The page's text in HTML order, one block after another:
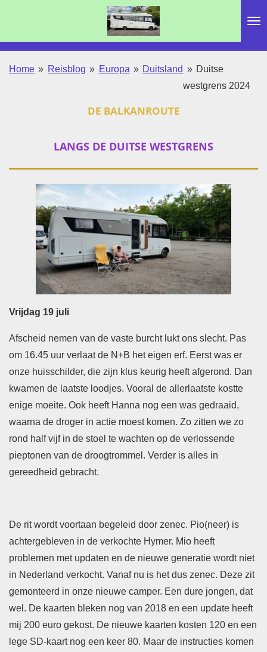
de
Home » Reisblog » Europa » Duitsland » Duitse
westgrens 2024
DE BALKANROUTE
LANGS DE DUITSE WESTGRENS
Vrijdag 19 juli
Afscheid nemen van de vaste burcht lukt ons slecht. Pas
om 16.45 uur verlaat de N+B het eigen erf. Eerst was er
onze huisschilder, die zijn klus keurig heeft afgerond. Dan
kwamen de laatste loodjes. Vooral de allerlaatste kostte
enige moeite. Ook heeft Hanna nog een was gedraaid,
waarna de droger in actie moest komen. Zo zitten we zo
rond half vijf in de stoel te wachten op de verlossende
pieptonen van de droogtrommel. Verder is alles in
gereedheid gebracht.
De rit wordt voortaan begeleid door zenec. Pio(neer) is
achtergebleven in de verkochte Hymer. Mio heeft
problemen met updaten en de nieuwe generatie wordt niet
in Nederland verkocht. Vanaf nu is het dus zenec. Deze zit
gemonteerd in onze nieuwe camper. Een dure jongen, dat
wel. De kaarten bleken nog van 2018 en een update heeft
mij 200 euro gekost. De nieuwe kaarten kosten 120 en een
lege SD-kaart nog een keer 80. Maar de instructies komen